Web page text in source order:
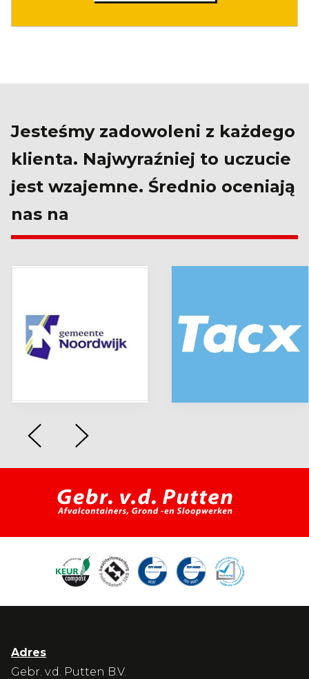
Jesteśmy zadowoleni z każdego
klienta. Najwyraźniej to uczucie
jest wzajemne. Średnio oceniają
nas na
Adres
Gebr. v.d. Putten B.V.